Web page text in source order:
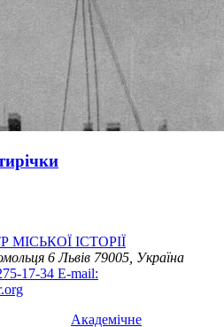
МІСЬКОЇ ІСТОРІЇ
6Львів 79005, Україна
17-34 E-mail:
Академічне